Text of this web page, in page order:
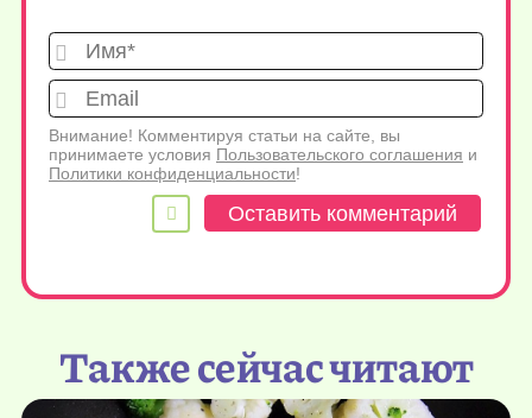
Имя*
Внимание! Комментируя статьи на сайте, вы
принимаете условия Пользовательского соглашения и
Политики конфиденциальности!
Также сейчас читают